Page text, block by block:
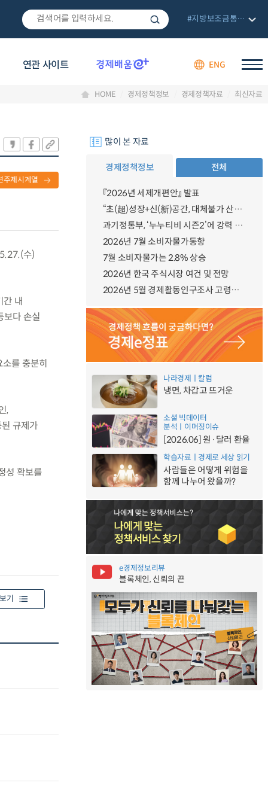
연관 사이트 ENG
#지방보조금통합관리망
HOME 경제정책정보 경제정책자료 최신자료
주제시계열
수)
간 내
보다 손실
를 충분히
,
규제가
성 확보를
기
많이 본 자료
경제정책정보 전체
『2026년 세제개편안』 발표
“초(超)성장+신(新)공간, 대체불가 산업강국”
과기정통부, ‘누누티비 시즌2’에 강력 대응 의지 밝혀
2026년 7월 소비자물가동향
7월 소비자물가는 2.8% 상승
2026년 한국 주식시장 여건 및 전망
2026년 5월 경제활동인구조사 고령층 부가조사 결과
나라경제ㅣ칼럼
냉면, 차갑고 뜨거운
소셜 빅데이터
분석ㅣ이머징이슈
[2026.06] 원·달러 환율
학습자료ㅣ경제로 세상 읽기
사람들은 어떻게 위험을
함께 나누어 왔을까?
e경제정보리뷰
블록체인, 신뢰의 끈